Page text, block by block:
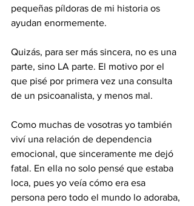
pequeñas píldoras de mi historia os
ayudan enormemente.
Quizás, para ser más sincera, no es una
parte, sino LA parte. El motivo por el
que pisé por primera vez una consulta
de un psicoanalista, y menos mal.
Como muchas de vosotras yo también
viví una relación de dependencia
emocional, que sinceramente me dejó
fatal. En ella no solo pensé que estaba
loca, pues yo veía cómo era esa
persona pero todo el mundo lo adoraba,